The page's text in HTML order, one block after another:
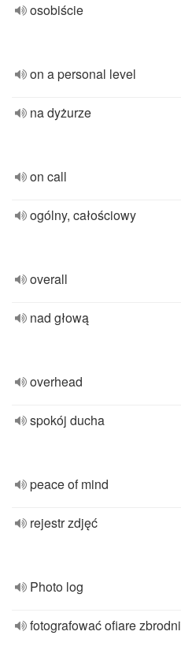
osobiście
on a personal level
na dyżurze
on call
ogólny, całościowy
overall
nad głową
overhead
spokój ducha
peace of mind
rejestr zdjęć
Photo log
fotografować ofiare zbrodni